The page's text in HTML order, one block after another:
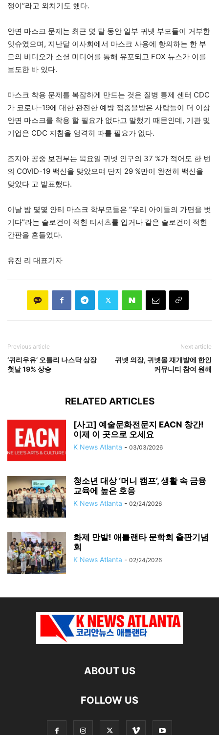
쟁이”라고 외치기도 했다.
안면 마스크 문제는 최근 몇 달 동안 일부 귀넷 부모들이 거부한
잇슈였으며, 지난달 이사회에서 마스크 사용에 항의하는 한 부
모의 비디오가 소셜 미디어를 통해 유포되고 FOX 뉴스가 이를
보도한 바 있다.
마스크 착용 문제를 복잡하게 만드는 것은 질병 통제 센터 CDC
가 코로나-19에 대한 완전한 예방 접종을받은 사람들이 더 이상
안면 마스크를 착용 할 필요가 없다고 말했기 때문인데, 기관 및
기업은 CDC 지침을 엄격히 따를 필요가 없다.
조지아 공중 보건부는 목요일 귀넷 인구의 37 %가 적어도 한 번
의 COVID-19 백신을 맞았으며 단지 29 %만이 완전히 백신을
맞았다 고 발표했다.
이날 밤 몇몇 안티 마스크 학부모들은 “우리 아이들의 가면을 벗
기다”라는 슬로건이 적힌 티셔츠를 입거나 같은 슬로건이 적힌
간판을 흔들었다.
유진 리 대표기자
Previous article
‘귀리우유’ 오틀리 나스닥 상장
첫날 19% 상승
Next article
귀넷 의장, 귀넷몰 재개발에 한인
커뮤니티 참여 원해
RELATED ARTICLES
[사고] 예술문화전문지 EACN 창간!
이제 이 곳으로 오세요
K News Atlanta - 03/03/2026
청소년 대상 ‘머니 캠프’, 생활 속 금융
교육에 높은 호응
K News Atlanta - 02/24/2026
화제 만발! 애틀랜타 문학회 출판기념
회
K News Atlanta - 02/24/2026
ABOUT US
FOLLOW US